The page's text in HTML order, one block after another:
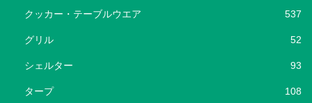
クッカー・テーブルウエア 537
グリル 52
シェルター 93
タープ 108